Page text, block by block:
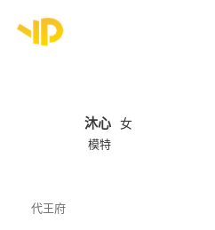
沐心 女
模特
代王府